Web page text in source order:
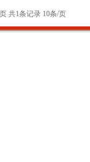
共1条记录 10条/页